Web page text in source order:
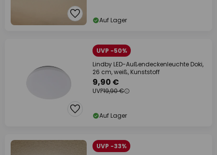
Auf Lager
UVP -50%
Lindby LED-Außendeckenleuchte Doki,
26 cm, weiß, Kunststoff
9,90 €
UVP19,90 €
Auf Lager
UVP -33%